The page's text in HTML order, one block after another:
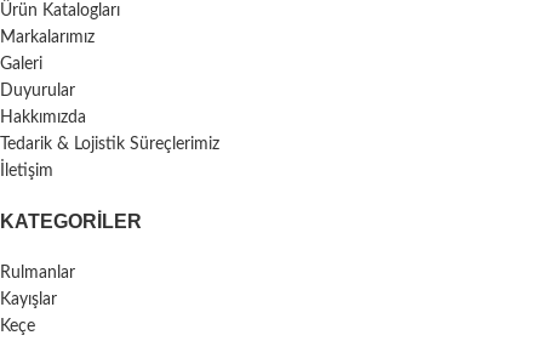
Ürün Katalogları
Markalarımız
Galeri
Duyurular
Hakkımızda
Tedarik & Lojistik Süreçlerimiz
İletişim
KATEGORILER
Rulmanlar
Kayışlar
Keçe